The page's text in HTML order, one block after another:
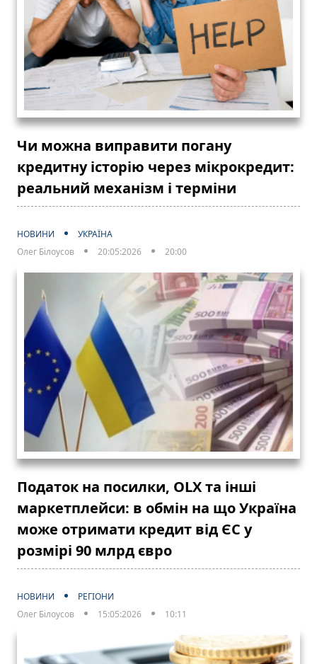
Чи можна виправити погану
кредитну історію через мікрокредит:
реальний механізм і терміни
НОВИНИ
УКРАЇНА
Олег Білоусов
20:05:2026 20:00
Податок на посилки, OLX та інші
маркетплейси: в обмін на що Україна
може отримати кредит від ЄС у
розмірі 90 млрд євро
НОВИНИ
РЕГІОНИ
Олег Білоусов
15:05:2026 10:11